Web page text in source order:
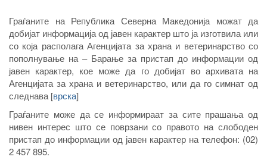
Граѓаните на Република Северна Македонија можат да
добијат информација од јавен карактер што ја изготвила или
со која располага Агенцијата за храна и ветеринарство со
пополнување на – Барање за пристап до информации од
јавен карактер, кое може да го добијат во архивата на
Агенцијата за храна и ветеринарство, или да го симнат од
следнава [врска]
Граѓаните може да се информираат за сите прашања од
нивен интерес што се поврзани со правото на слободен
пристап до информации од јавен карактер на телефон: (02)
2 457 895.